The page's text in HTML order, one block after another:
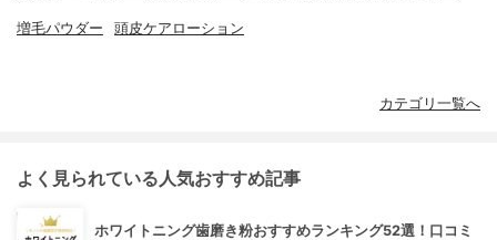
増毛パウダー 頭皮ケアローション
カテゴリ一覧へ
よく見られている人気おすすめ記事
ホワイトニング歯磨き粉おすすめランキング52選！口コミ